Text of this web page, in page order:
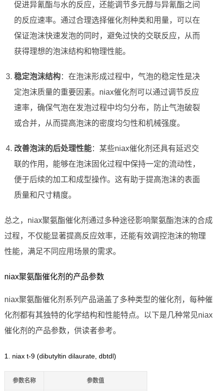
促进异氰酯与水的反应，还能调节多元醇与异氰酯之间
的反应速率。通过合理选择催化剂种类和用量，可以在
保证泡沫快速发泡的同时，避免过快的交联反应，从而
获得理想的泡沫结构和物理性能。
稳定泡沫结构：在泡沫形成过程中，气泡的稳定性是决
定泡沫质量的重要因素。niax催化剂可以通过调节反应
速率，确保气泡在发泡过程中均匀分布，防止气泡破裂
或合并，从而提高泡沫的密度均匀性和机械强度。
改善泡沫的后处理性能：某些niax催化剂还具有延迟交
联的作用，能够在泡沫固化过程中保持一定的流动性，
便于后续的加工和成型操作。这有助于提高泡沫的表面
质量和尺寸精度。
总之，niax聚氨酯催化剂通过多种途径影响聚氨酯泡沫的合成
过程，不仅能显著提高反应效率，还能有效调控泡沫的物理
性能，满足不同应用场景的需求。
niax聚氨酯催化剂的产品参数
niax聚氨酯催化剂系列产品涵盖了多种类型的催化剂，每种催
化剂都有其独特的化学结构和性能特点。以下是几种常见niax
催化剂的产品参数，供读者参考。
1. niax t-9 (dibutyltin dilaurate, dbtdl)
参数名称 参数值